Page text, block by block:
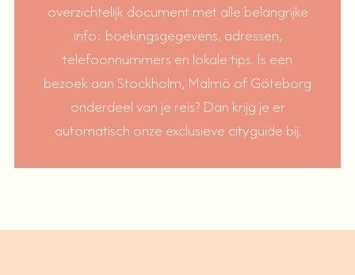
overzichtelijk document met alle belangrijke
info: boekingsgegevens, adressen,
telefoonnummers en lokale tips. Is een
bezoek aan Stockholm, Malmö of Göteborg
onderdeel van je reis? Dan krijg je er
automatisch onze exclusieve cityguide bij.